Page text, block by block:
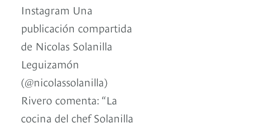
Instagram Una
publicación compartida
de Nicolas Solanilla
Leguizamón
(@nicolassolanilla)
Rivero comenta: “La
cocina del chef Solanilla